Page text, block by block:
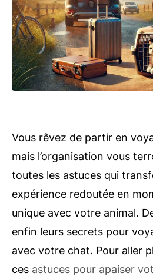
Vous rêvez de partir en
mais l’organisation vous
toutes les astuces qui
expérience redoutée en
unique avec votre animal.
enfin leurs secrets pour
avec votre chat. Pour aller
ces astuces pour apaiser